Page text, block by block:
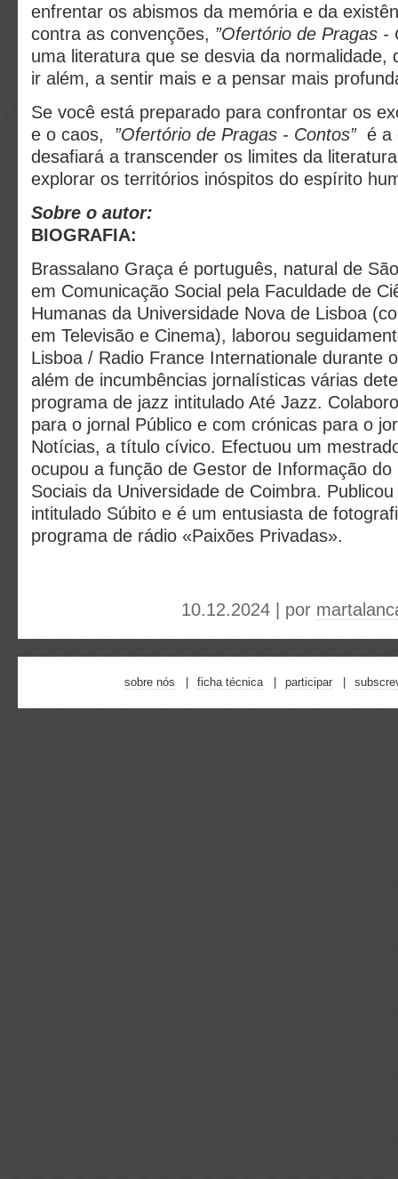
enfrentar os abismos da memória e da
contra as convenções, ”Ofertório de Pragas -
uma literatura que se desvia da normalidade,
ir além, a sentir mais e a pensar mais
Se você está preparado para confrontar os
e o caos, ”Ofertório de Pragas - Contos”é a
desafiará a transcender os limites da
explorar os territórios inóspitos do espírito
Sobre o autor:
BIOGRAFIA:
Brassalano Graça é português, natural de
em Comunicação Social pela Faculdade de
Humanas da Universidade Nova de Lisboa
em Televisão e Cinema), laborou
Lisboa / Radio France Internationale durante
além de incumbências jornalísticas várias
programa de jazz intitulado Até Jazz.
para o jornal Público e com crónicas para o
Notícias, a título cívico. Efectuou um
ocupou a função de Gestor de Informação
Sociais da Universidade de Coimbra.
intitulado Súbito e é um entusiasta de
programa de rádio «Paixões Privadas».
10.12.2024 | por
sobre nós ficha técnica participar